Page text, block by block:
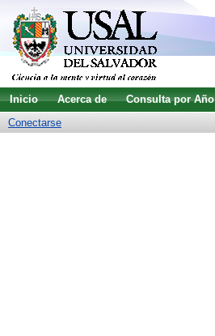
Inicio Acerca de Consulta por Año
Conectarse